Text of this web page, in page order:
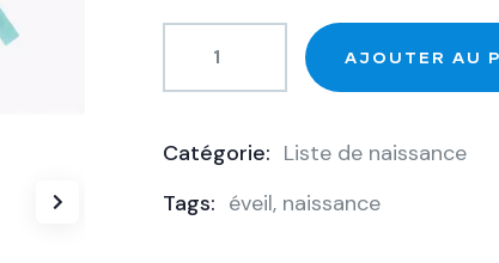
AJOUTER AU
Catégorie: Liste de naissance
Tags: éveil, naissance